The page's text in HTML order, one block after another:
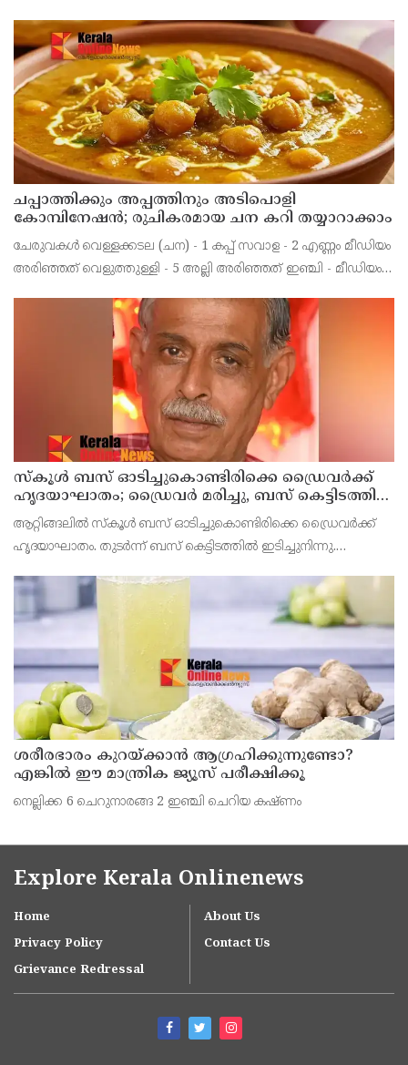
പ്രതികരിക്കാനില്ലെന്നും ആരോപണങ്ങള്‍ ഉന്നയിക്കുക എ
ചപ്പാത്തിക്കും അപ്പത്തിനും അടിപൊളി
കോമ്പിനേഷൻ; രുചികരമായ ചന കറി തയ്യാറാക്കാം
ചേരുവകൾ വെള്ളക്കടല (ചന) - 1 കപ്പ് സവാള - 2 എണ്ണം മീഡിയം
അരിഞ്ഞത് വെളുത്തുള്ളി - 5 അല്ലി അരിഞ്ഞത് ഇഞ്ചി - മീഡിയം
സ്കൂൾ ബസ് ഓടിച്ചുകൊണ്ടിരിക്കെ ഡ്രൈവർക്ക്
ഹൃദയാഘാതം; ഡ്രൈവർ മരിച്ചു, ബസ് കെട്ടിടത്തിൽ
ഇടിച്ചുനിന്നു; രണ്ട് കുട്ടികൾക്ക് പരിക്ക്
ആറ്റിങ്ങലിൽ സ്കൂൾ ബസ് ഓടിച്ചുകൊണ്ടിരിക്കെ ഡ്രൈവർക്ക്
ഹൃദയാഘാതം. തുടർന്ന് ബസ് കെട്ടിടത്തിൽ ഇടിച്ചുനിന്നു.
ശരീരഭാരം കുറയ്ക്കാൻ ആഗ്രഹിക്കുന്നുണ്ടോ?
എങ്കിൽ ഈ മാന്ത്രിക ജ്യൂസ് പരീക്ഷിക്കൂ
നെല്ലിക്ക 6 ചെറുനാരങ്ങ 2 ഇഞ്ചി ചെറിയ കഷ്ണം
Explore Kerala Onlinenews
Home
About Us
Privacy Policy
Contact Us
Grievance Redressal